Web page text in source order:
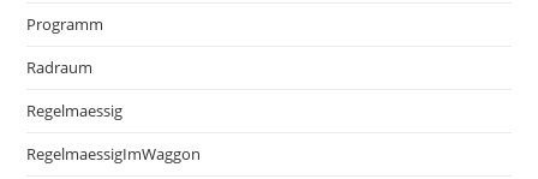
Programm
Radraum
Regelmaessig
RegelmaessigImWaggon